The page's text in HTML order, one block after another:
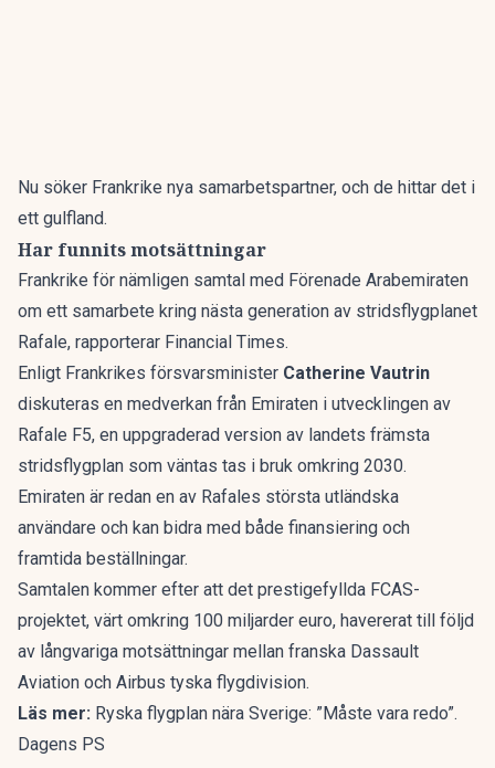
Nu söker Frankrike nya samarbetspartner, och de hittar det i
ett gulfland.
Har funnits motsättningar
Frankrike för nämligen samtal med Förenade Arabemiraten
om ett samarbete kring nästa generation av stridsflygplanet
Rafale, rapporterar Financial Times.
Enligt Frankrikes försvarsminister Catherine Vautrin
diskuteras en medverkan från Emiraten i utvecklingen av
Rafale F5, en uppgraderad version av landets främsta
stridsflygplan som väntas tas i bruk omkring 2030.
Emiraten är redan en av Rafales största utländska
användare och kan bidra med både finansiering och
framtida beställningar.
Samtalen kommer efter att det prestigefyllda FCAS-
projektet, värt omkring 100 miljarder euro, havererat till följd
av långvariga motsättningar mellan franska Dassault
Aviation och Airbus tyska flygdivision.
Läs mer: Ryska flygplan nära Sverige: ”Måste vara redo”.
Dagens PS